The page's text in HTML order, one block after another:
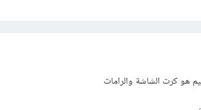
هو كرت الشاشة والرامات